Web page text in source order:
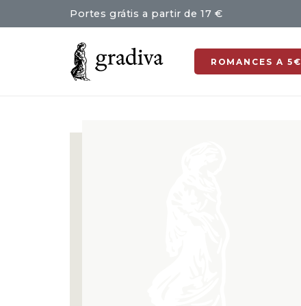
Portes grátis a partir de 17 €
ROMANCES A 5€